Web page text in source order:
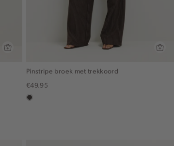
Pinstripe broek met trekkoord
€49.95
choco